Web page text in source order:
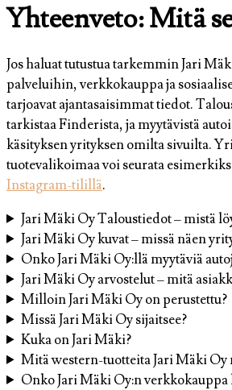
Yhteenveto: Mitä
Jos haluat tutustua tarkemmin Jari
palveluihin, verkkokauppa ja
tarjoavat ajantasaisimmat tiedot.
tarkistaa Finderista, ja myytävistä
käsityksen yrityksen omilta sivuilta.
tuotevalikoimaa voi seurata
Instagram-tilillä.
Jari Mäki Oy Taloustiedot – mistä
Jari Mäki Oy kuvat – missä näen
Onko Jari Mäki Oy:llä myytäviä
Jari Mäki Oy arvostelut – mitä
Milloin Jari Mäki Oy on perustettu?
Missä Jari Mäki Oy sijaitsee?
Kuka on Jari Mäki?
Mitä western-tuotteita Jari Mäki Oy
Onko Jari Mäki Oy:n verkkokauppa